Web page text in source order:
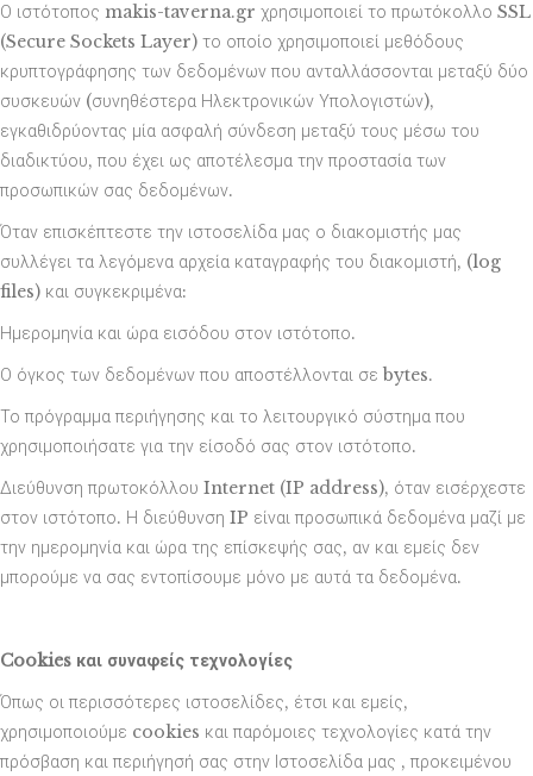
Ο ιστότοπος makis-taverna.gr χρησιμοποιεί το πρωτόκολλο SSL
(Secure Sockets Layer) το οποίο χρησιμοποιεί μεθόδους
κρυπτογράφησης των δεδομένων που ανταλλάσσονται μεταξύ δύο
συσκευών (συνηθέστερα Ηλεκτρονικών Υπολογιστών),
εγκαθιδρύοντας μία ασφαλή σύνδεση μεταξύ τους μέσω του
διαδικτύου, που έχει ως αποτέλεσμα την προστασία των
προσωπικών σας δεδομένων.
Όταν επισκέπτεστε την ιστοσελίδα μας ο διακομιστής μας
συλλέγει τα λεγόμενα αρχεία καταγραφής του διακομιστή, (log
files) και συγκεκριμένα:
Ημερομηνία και ώρα εισόδου στον ιστότοπο.
Ο όγκος των δεδομένων που αποστέλλονται σε bytes.
Το πρόγραμμα περιήγησης και το λειτουργικό σύστημα που
χρησιμοποιήσατε για την είσοδό σας στον ιστότοπο.
Διεύθυνση πρωτοκόλλου Internet (IP address), όταν εισέρχεστε
στον ιστότοπο. Η διεύθυνση IP είναι προσωπικά δεδομένα μαζί με
την ημερομηνία και ώρα της επίσκεψής σας, αν και εμείς δεν
μπορούμε να σας εντοπίσουμε μόνο με αυτά τα δεδομένα.
Cookies και συναφείς τεχνολογίες
Όπως οι περισσότερες ιστοσελίδες, έτσι και εμείς,
χρησιμοποιούμε cookies και παρόμοιες τεχνολογίες κατά την
πρόσβαση και περιήγησή σας στην Ιστοσελίδα μας , προκειμένου